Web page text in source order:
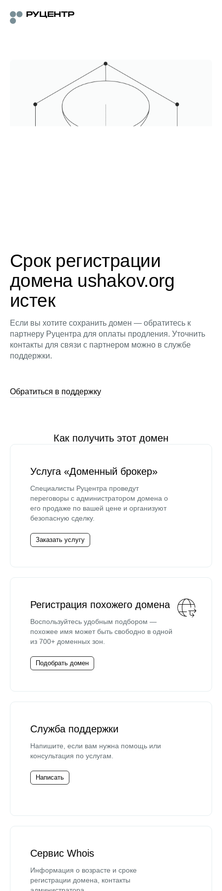
Срок регистрации
домена ushakov.org
истек
Если вы хотите сохранить домен — обратитесь к
партнеру Руцентра для оплаты продления. Уточнить
контакты для связи с партнером можно в службе
поддержки.
Обратиться в поддержку
Как получить этот домен
Услуга «Доменный брокер»
Специалисты Руцентра проведут
переговоры с администратором домена о
его продаже по вашей цене и организуют
безопасную сделку.
Заказать услугу
Регистрация похожего домена
Воспользуйтесь удобным подбором —
похожее имя может быть свободно в одной
из 700+ доменных зон.
Подобрать домен
Служба поддержки
Напишите, если вам нужна помощь или
консультация по услугам.
Написать
Сервис Whois
Информация о возрасте и сроке
регистрации домена, контакты